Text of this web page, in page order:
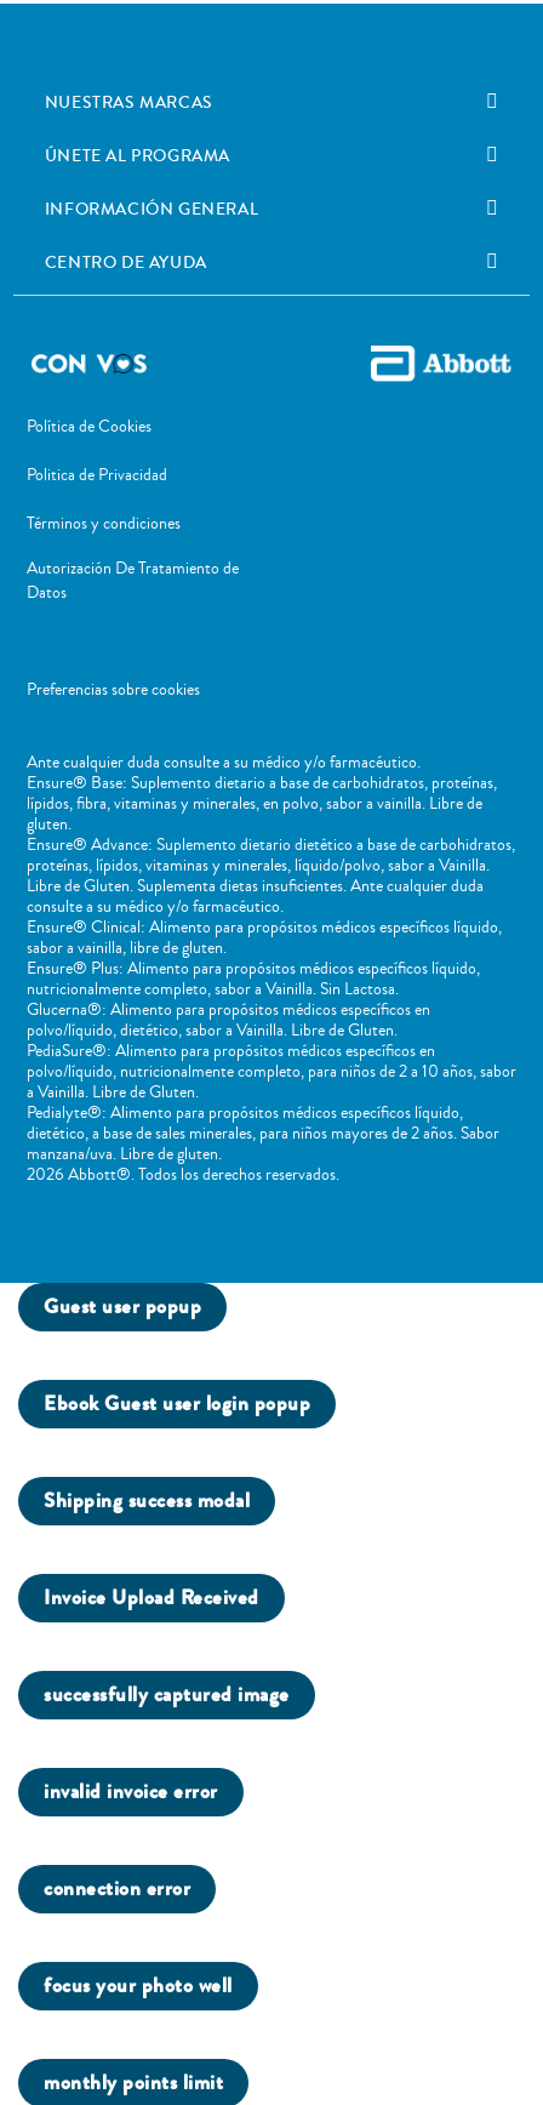
NUESTRAS MARCAS
ÚNETE AL PROGRAMA
INFORMACIÓN GENERAL
CENTRO DE AYUDA
Política de Cookies
Politica de Privacidad
Términos y condiciones
Autorización De Tratamiento de
Datos
Preferencias sobre cookies
Ante cualquier duda consulte a su médico y/o farmacéutico.
Ensure® Base: Suplemento dietario a base de carbohidratos, proteínas,
lípidos, fibra, vitaminas y minerales, en polvo, sabor a vainilla. Libre de
gluten.
Ensure® Advance: Suplemento dietario dietético a base de carbohidratos,
proteínas, lípidos, vitaminas y minerales, líquido/polvo, sabor a Vainilla.
Libre de Gluten. Suplementa dietas insuficientes. Ante cualquier duda
consulte a su médico y/o farmacéutico.
Ensure® Clinical: Alimento para propósitos médicos específicos líquido,
sabor a vainilla, libre de gluten.
Ensure® Plus: Alimento para propósitos médicos específicos líquido,
nutricionalmente completo, sabor a Vainilla. Sin Lactosa.
Glucerna®: Alimento para propósitos médicos específicos en
polvo/líquido, dietético, sabor a Vainilla. Libre de Gluten.
PediaSure®: Alimento para propósitos médicos específicos en
polvo/líquido, nutricionalmente completo, para niños de 2 a 10 años, sabor
a Vainilla. Libre de Gluten.
Pedialyte®: Alimento para propósitos médicos específicos líquido,
dietético, a base de sales minerales, para niños mayores de 2 años. Sabor
manzana/uva. Libre de gluten.
2026 Abbott®. Todos los derechos reservados.
Guest user popup
Ebook Guest user login popup
Shipping success modal
Invoice Upload Received
successfully captured image
invalid invoice error
connection error
focus your photo well
monthly points limit